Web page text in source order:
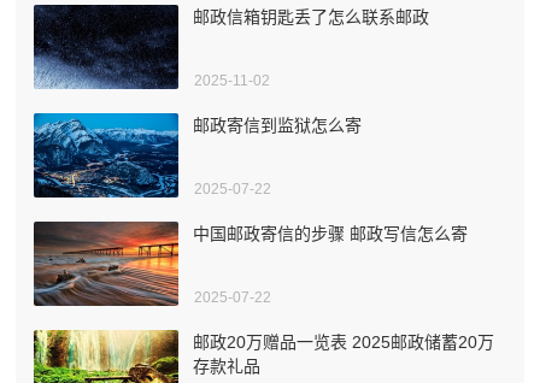
邮政信箱钥匙丢了怎么联系邮政
2025-11-02
邮政寄信到监狱怎么寄
2025-07-22
中国邮政寄信的步骤 邮政写信怎么寄
2025-07-22
邮政20万赠品一览表 2025邮政储蓄20万
存款礼品